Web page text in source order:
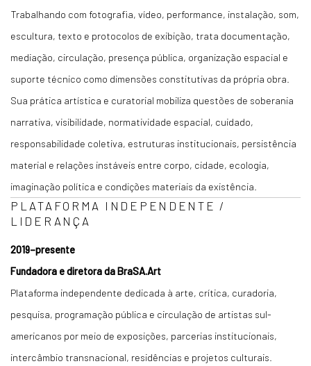
Trabalhando com fotografia, vídeo, performance, instalação, som,
escultura, texto e protocolos de exibição, trata documentação,
mediação, circulação, presença pública, organização espacial e
suporte técnico como dimensões constitutivas da própria obra.
Sua prática artística e curatorial mobiliza questões de soberania
narrativa, visibilidade, normatividade espacial, cuidado,
responsabilidade coletiva, estruturas institucionais, persistência
material e relações instáveis entre corpo, cidade, ecologia,
imaginação política e condições materiais da existência.
PLATAFORMA INDEPENDENTE /
LIDERANÇA
2019–presente
Fundadora e diretora da BraSA.Art
Plataforma independente dedicada à arte, crítica, curadoria,
pesquisa, programação pública e circulação de artistas sul-
americanos por meio de exposições, parcerias institucionais,
intercâmbio transnacional, residências e projetos culturais.